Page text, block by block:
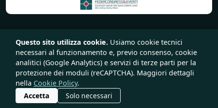
© 2026 Eludia Events S.r.l. Società Benefit — Tutti i diritti riservati
Sito e piattaforma creata con
♥da
Privacy
Cookie Termini Recesso e rimborsi
Questo sito utilizza cookie. Usiamo cookie tecnici
necessari al funzionamento e, previo consenso, cookie
analitici (Google Analytics) e servizi di terze parti per la
protezione dei moduli (reCAPTCHA). Maggiori dettagli
nella Cookie Policy.
Accetta
Solo necessari